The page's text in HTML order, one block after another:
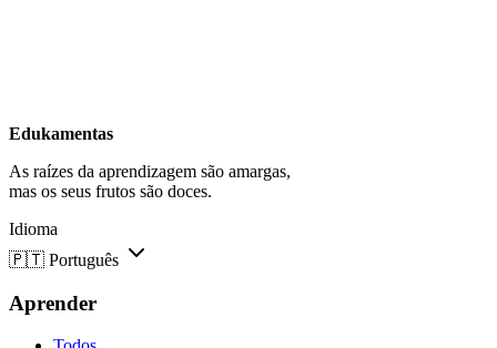
Edukamentas
As raízes da aprendizagem são amargas,
mas os seus frutos são doces.
Idioma
🇵🇹 Português
Aprender